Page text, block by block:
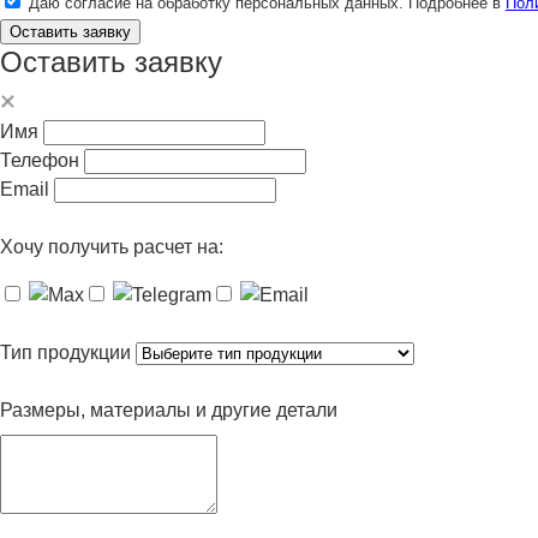
Оставить заявку
Оставить заявку
Имя
Телефон
Email
Хочу получить расчет на:
Тип продукции
Размеры, материалы и другие детали